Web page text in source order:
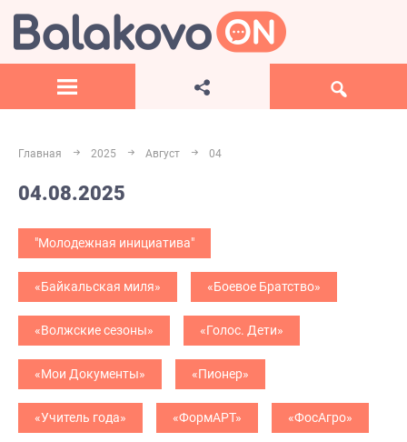
Главная 2025 Август 04
04.08.2025
"Молодежная инициатива"
«Байкальская миля» «Боевое Братство»
«Волжские сезоны» «Голос. Дети»
«Мои Документы» «Пионер»
«Учитель года» «ФормАРТ» «ФосАгро»